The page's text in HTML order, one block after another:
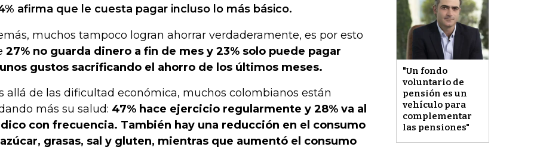
"Un fondo
voluntario de
pensión es un
vehículo para
complementar
las pensiones"
afirma que le cuesta pagar incluso lo más básico.
muchos tampoco logran ahorrar verdaderamente, es por esto
27% no guarda dinero a fin de mes y 23% solo puede pagar
gustos sacrificando el ahorro de los últimos meses.
allá de las dificultad económica, muchos colombianos están
más su salud: 47% hace ejercicio regularmente y 28% va al
con frecuencia. También hay una reducción en el consumo
grasas, sal y gluten, mientras que aumentó el consumo